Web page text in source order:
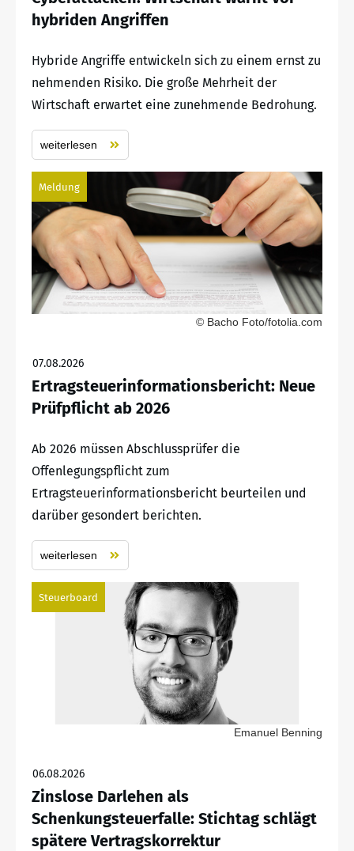
hybriden Angriffen
Hybride Angriffe entwickeln sich zu einem ernst zu
nehmenden Risiko. Die große Mehrheit der
Wirtschaft erwartet eine zunehmende Bedrohung.
weiterlesen
Meldung
© Bacho Foto/fotolia.com
07.08.2026
Ertragsteuerinformationsbericht: Neue
Prüfpflicht ab 2026
Ab 2026 müssen Abschlussprüfer die
Offenlegungspflicht zum
Ertragsteuerinformationsbericht beurteilen und
darüber gesondert berichten.
weiterlesen
Steuerboard
Emanuel Benning
06.08.2026
Zinslose Darlehen als
Schenkungsteuerfalle: Stichtag schlägt
spätere Vertragskorrektur